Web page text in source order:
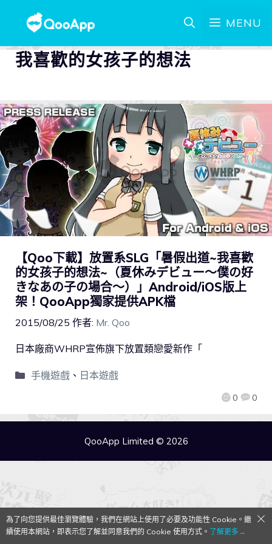
MENU
我喜歡的女孩子的想法
【Qoo下載】放置系SLG「暑假出道~我喜歡
的女孩子的想法~（夏休みデビュー～僕の好
きなあの子の場合～）」Android/iOS版上
架！QooApp獨家提供APK檔
2015/08/25 作者: Mr. Qoo
0 0
日本廠商WHRP宣佈旗下放置類戀愛新作「
手機遊戲、 日本遊戲
QooApp Limited © 2026
為了向您提供最佳瀏覽體驗，我們在網站上使用了必要及功能性 Cookie。繼
續使用本網站，即表示您了解並同意我們的 Cookie 使用方式。 了解更多→